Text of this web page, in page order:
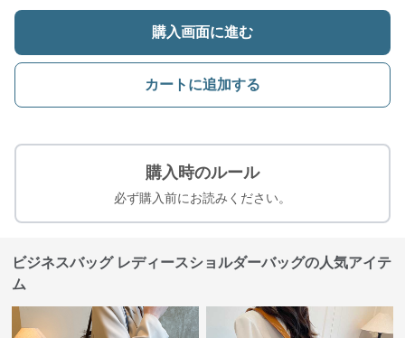
購入画面に進む
カートに追加する
購入時のルール
必ず購入前にお読みください。
ビジネスバッグ レディースショルダーバッグの人気アイテ
ム